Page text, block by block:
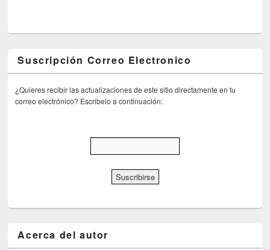
Suscripción Correo Electronico
¿Quieres recibir las actualizaciones de este sitio directamente en tu
correo electrónico? Escribelo a continuación:
Acerca del autor